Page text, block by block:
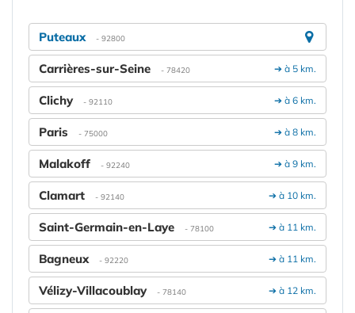
Puteaux - 92800
➔ à 5 km.
Carrières-sur-Seine - 78420
➔ à 6 km.
Clichy - 92110
➔ à 8 km.
Paris - 75000
➔ à 9 km.
Malakoff - 92240
➔ à 10 km.
Clamart - 92140
➔ à 11 km.
Saint-Germain-en-Laye - 78100
➔ à 11 km.
Bagneux - 92220
➔ à 12 km.
Vélizy-Villacoublay - 78140